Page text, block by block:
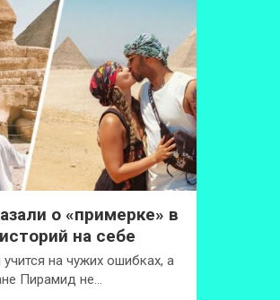
о «примерке» в
на себе
на чужих ошибках, а
Пирамид не…